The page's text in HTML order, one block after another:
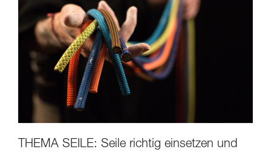
THEMA SEILE: Seile richtig einsetzen und